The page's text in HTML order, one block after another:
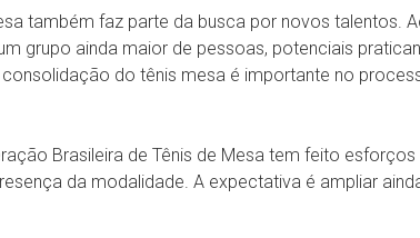
também faz parte da busca por novos talentos.
grupo ainda maior de pessoas, potenciais
do tênis mesa é importante no
Brasileira de Tênis de Mesa tem feito
da modalidade. A expectativa é ampliar